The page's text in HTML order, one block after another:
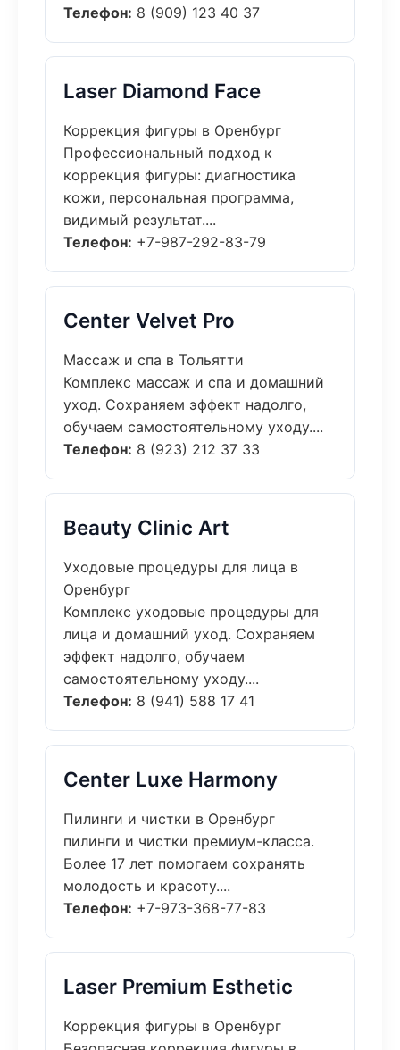
Телефон: 8 (909) 123 40 37
Laser Diamond Face
Коррекция фигуры в Оренбург
Профессиональный подход к
коррекция фигуры: диагностика
кожи, персональная программа,
видимый результат....
Телефон: +7-987-292-83-79
Center Velvet Pro
Массаж и спа в Тольятти
Комплекс массаж и спа и домашний
уход. Сохраняем эффект надолго,
обучаем самостоятельному уходу....
Телефон: 8 (923) 212 37 33
Beauty Clinic Art
Уходовые процедуры для лица в
Оренбург
Комплекс уходовые процедуры для
лица и домашний уход. Сохраняем
эффект надолго, обучаем
самостоятельному уходу....
Телефон: 8 (941) 588 17 41
Center Luxe Harmony
Пилинги и чистки в Оренбург
пилинги и чистки премиум-класса.
Более 17 лет помогаем сохранять
молодость и красоту....
Телефон: +7-973-368-77-83
Laser Premium Esthetic
Коррекция фигуры в Оренбург